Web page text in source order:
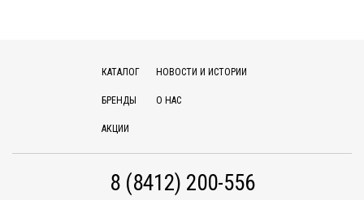
КАТАЛОГ
БРЕНДЫ
АКЦИИ
НОВОСТИ И ИСТОРИИ
О НАС
8 (8412) 200-556